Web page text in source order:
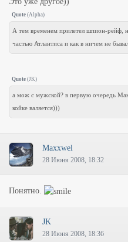
Quote (Alpha)
А тем временем прилетел шпион-рейф,
частью Атлантиса и как в ничем не
Quote (JK)
а мож с мужской? в первую очередь
койке валяется)))
Maxxwel
28 Июня 2008, 18:32
Понятно.
JK
28 Июня 2008, 18:36